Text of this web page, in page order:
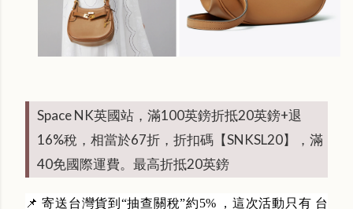
Space NK英國站，滿100英鎊折抵20英鎊+退
16%稅，相當於67折，折扣碼【SNKSL20】，滿
40免國際運費。最高折抵20英鎊
📌 寄送台灣貨到“抽查關稅”約5% ，這次活動只有 台